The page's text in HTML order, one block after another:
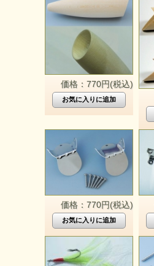
価格：770円(税込)
価格：770円(税込)